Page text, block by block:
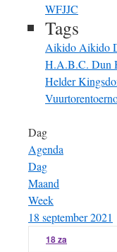
WFJJC
Tags
Aikido Aikido
H.A.B.C. Dun
Helder
Dag
Agenda
Dag
Maand
Week
18 september 2021
18za